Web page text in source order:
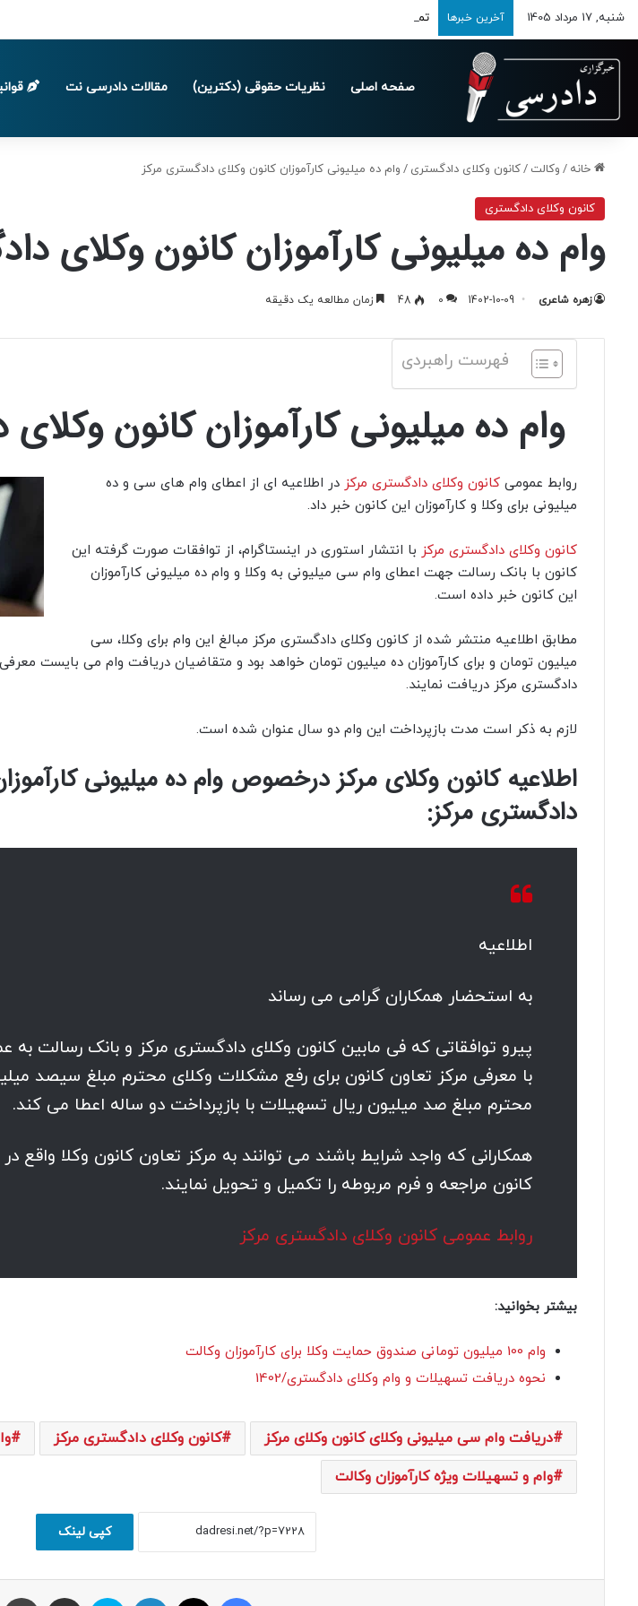
شنبه, 17 مرداد 1405 آخرین خبرها تمدید مهلت ارسال اظهارنامه‌های مالیاتی تا پایان تابستان 1405
صفحه اصلی نظریات حقوقی (دکترین) مقالات دادرسی نت
خانه / وکالت /کانون وکلای دادگستری / وام ده میلیونی کارآموزان کانون وکلای دادگستری مرکز
کانون وکلای دادگستری
وام ده میلیونی کارآموزان کانون وکلای
زهره شاعری 1402-10-09
0
48 زمان مطالعه یک دقیقه
فهرست راهبردی
وام ده میلیونی کارآموزان کانون
روابط عمومی کانون وکلای دادگستری مرکز در اطلاعیه ای از اعطای وام های سی و ده
میلیونی برای وکلا و کارآموزان این کانون خبر داد.
کانون وکلای دادگستری مرکز با انتشار استوری در اینستاگرام، از توافقات صورت گرفته این
کانون با بانک رسالت جهت اعطای وام سی میلیونی به وکلا و وام ده میلیونی کارآموزان
این کانون خبر داده است.
مطابق اطلاعیه منتشر شده از کانون وکلای دادگستری مرکز مبالغ این وام برای وکلا، سی
میلیون تومان و برای کارآموزان ده میلیون تومان خواهد بود و متقاضیان دریافت وام می بایست معرفی
دادگستری مرکز دریافت نمایند.
لازم به ذکر است مدت بازپرداخت این وام دو سال عنوان شده است.
اطلاعیه کانون وکلای مرکز درخصوص وام ده میلیونی
دادگستری مرکز:
اطلاعیه
به استحضار همکاران گرامی می رساند
پیرو توافقاتی که فی مابین کانون وکلای دادگستری مرکز و بانک رسالت
با معرفی مرکز تعاون کانون برای رفع مشکلات وکلای محترم مبلغ سیصد
محترم مبلغ صد میلیون ریال تسهیلات با بازپرداخت دو ساله اعطا می کند.
همکارانی که واجد شرایط باشند می توانند به مرکز تعاون کانون وکلا واقع
کانون مراجعه و فرم مربوطه را تکمیل و تحویل نمایند.
روابط عمومی کانون وکلای دادگستری مرکز
بیشتر بخوانید:
وام 100 میلیون تومانی صندوق حمایت وکلا برای کارآموزان وکالت
نحوه دریافت تسهیلات و وام وکلای دادگستری/1402
دریافت وام سی میلیونی وکلای کانون وکلای مرکز کانون وکلای دادگستری مرکز
وام و تسهیلات ویژه کارآموزان وکالت
کپی لینک
فیسبوک ایکس لینکداین اسکایپ اشتراک با ایمیل